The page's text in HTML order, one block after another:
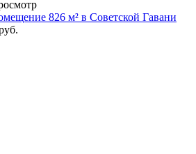
826 м² в Советской Гавани